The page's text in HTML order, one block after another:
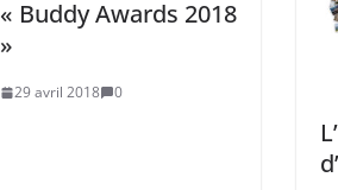
« Buddy Awards 2018
»
29 avril 2018 0